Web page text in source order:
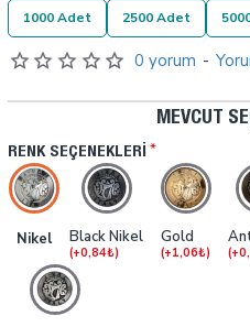
0 yorum -
1000 Adet 2500 Adet
MEVCUT
RENK SEÇENEKLERI
Nikel Black Nikel
(+0,84₺)
Gold
(+1,06₺)